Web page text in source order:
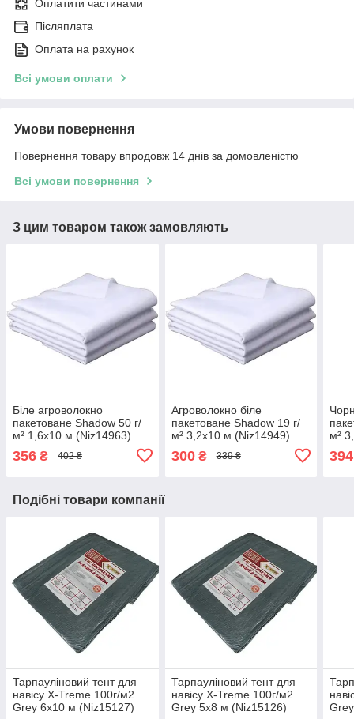
Оплатити частинами
Післяплата
Оплата на рахунок
Всі умови оплати
Умови повернення
Повернення товару впродовж 14 днів за домовленістю
Всі умови повернення
З цим товаром також замовляють
Біле агроволокно
пакетоване Shadow 50 г/
м² 1,6x10 м (Niz14963)
356 ₴ 402 ₴
Агроволокно біле
пакетоване Shadow 19 г/
м² 3,2x10 м (Niz14949)
300₴ 339 ₴
м²
394
Подібні товари компанії
Тарпауліновий тент для
навісу X-Treme 100г/м2
Grey 6х10 м (Niz15127)
Тарпауліновий тент для
навісу X-Treme 100г/м2
Grey 5х8 м (Niz15126)